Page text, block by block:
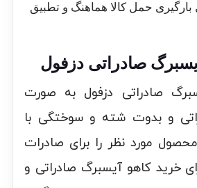
بارگیری حمل کالا هماهنگ و تطبیق
صادراتی دزفول
صادراتی دزفول به صورت
و بدوت شته و سوختگی با
مورد نظر را برای صادرات
خرید کاهو آیسبرگ صادراتی و